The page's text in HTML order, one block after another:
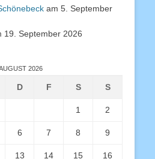
am 5. September
19. September 2026
2026
D F S S
1 2
6 7 8 9
13 14 15 16